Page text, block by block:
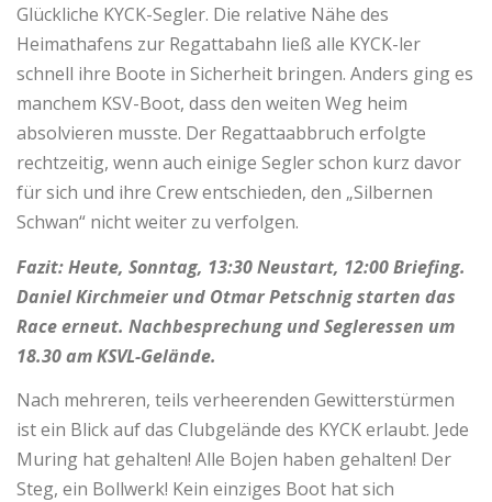
Glückliche KYCK-Segler. Die relative Nähe des
Heimathafens zur Regattabahn ließ alle KYCK-ler
schnell ihre Boote in Sicherheit bringen. Anders ging es
manchem KSV-Boot, dass den weiten Weg heim
absolvieren musste. Der Regattaabbruch erfolgte
rechtzeitig, wenn auch einige Segler schon kurz davor
für sich und ihre Crew entschieden, den „Silbernen
Schwan“ nicht weiter zu verfolgen.
Fazit: Heute, Sonntag, 13:30 Neustart, 12:00 Briefing.
Daniel Kirchmeier und Otmar Petschnig starten das
Race erneut. Nachbesprechung und Segleressen um
18.30 am KSVL-Gelände.
Nach mehreren, teils verheerenden Gewitterstürmen
ist ein Blick auf das Clubgelände des KYCK erlaubt. Jede
Muring hat gehalten! Alle Bojen haben gehalten! Der
Steg, ein Bollwerk! Kein einziges Boot hat sich